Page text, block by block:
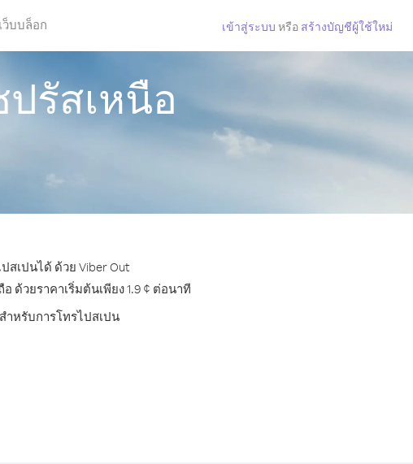
เว็บบล็อก เข้าสู่ระบบ หรือ สร้างบัญชีผู้ใช้ใหม่
รัสเหนือ
เปนได้ ด้วย Viber Out
วยราคาเริ่มต้นเพียง 1.9 ¢ ต่อนาที
หรับการโทรไปสเปน